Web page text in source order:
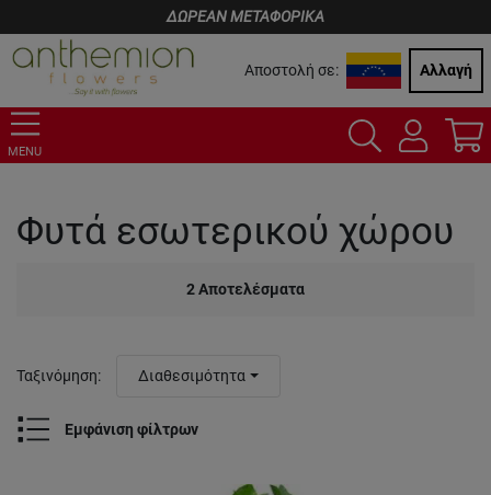
ΔΩΡΕΑΝ ΜΕΤΑΦΟΡΙΚΑ
Αποστολή σε: Αλλαγή
MENU
Φυτά εσωτερικού χώρου
2Αποτελέσματα
Εμφάνιση φίλτρων
Ταξινόμηση: Διαθεσιμότητα